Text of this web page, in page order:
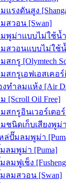
แรงดันสูง
สวอน [Swan]
พูม่าแบบไม่ใช้น้ำ
สวอนแบบไม่ใช้น้
สกรู [Olymtech
สกรูเอฟเอสเคอร์
งทำลมแห้ง [Air
[Scroll Oil Free]
สกรูอินเวอร์เตอร์
ชนิดเก็บเสียงพูม่า
ล่ปั๊มลมพูม่า
ลมพูม่า [Puma]
ลมฟูเช็ง
ลมสวอน [Swan]